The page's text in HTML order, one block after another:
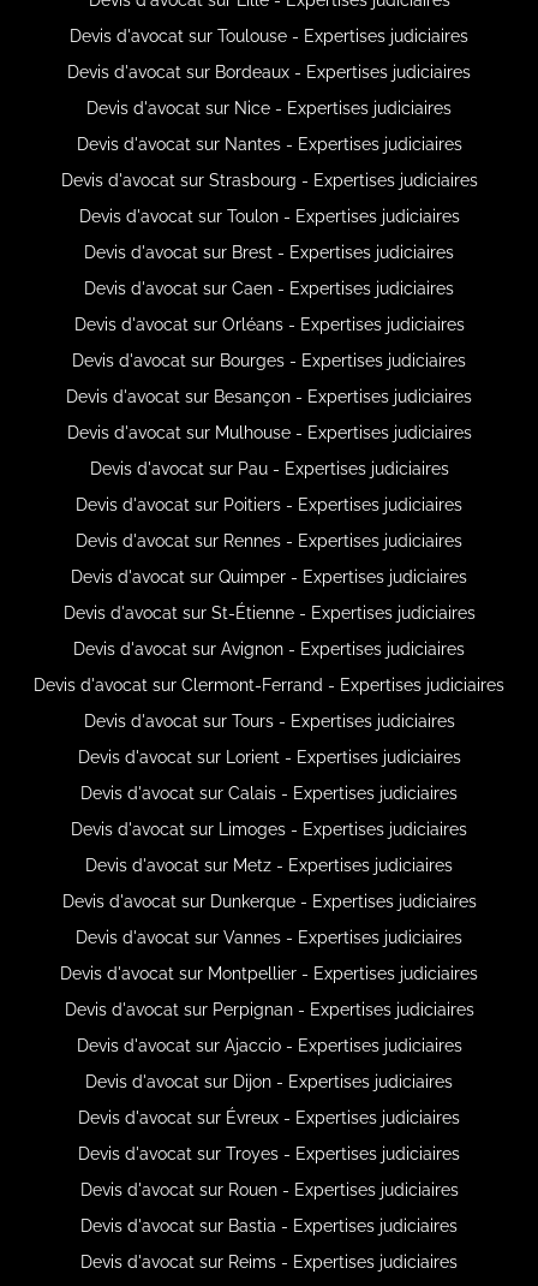
Devis d'avocat sur Toulouse - Expertises judiciaires
Devis d'avocat sur Bordeaux - Expertises judiciaires
Devis d'avocat sur Nice - Expertises judiciaires
Devis d'avocat sur Nantes - Expertises judiciaires
Devis d'avocat sur Strasbourg - Expertises judiciaires
Devis d'avocat sur Toulon - Expertises judiciaires
Devis d'avocat sur Brest - Expertises judiciaires
Devis d'avocat sur Caen - Expertises judiciaires
Devis d'avocat sur Orléans - Expertises judiciaires
Devis d'avocat sur Bourges - Expertises judiciaires
Devis d'avocat sur Besançon - Expertises judiciaires
Devis d'avocat sur Mulhouse - Expertises judiciaires
Devis d'avocat sur Pau - Expertises judiciaires
Devis d'avocat sur Poitiers - Expertises judiciaires
Devis d'avocat sur Rennes - Expertises judiciaires
Devis d'avocat sur Quimper - Expertises judiciaires
Devis d'avocat sur St-Étienne - Expertises judiciaires
Devis d'avocat sur Avignon - Expertises judiciaires
Devis d'avocat sur Clermont-Ferrand - Expertises judiciaires
Devis d'avocat sur Tours - Expertises judiciaires
Devis d'avocat sur Lorient - Expertises judiciaires
Devis d'avocat sur Calais - Expertises judiciaires
Devis d'avocat sur Limoges - Expertises judiciaires
Devis d'avocat sur Metz - Expertises judiciaires
Devis d'avocat sur Dunkerque - Expertises judiciaires
Devis d'avocat sur Vannes - Expertises judiciaires
Devis d'avocat sur Montpellier - Expertises judiciaires
Devis d'avocat sur Perpignan - Expertises judiciaires
Devis d'avocat sur Ajaccio - Expertises judiciaires
Devis d'avocat sur Dijon - Expertises judiciaires
Devis d'avocat sur Évreux - Expertises judiciaires
Devis d'avocat sur Troyes - Expertises judiciaires
Devis d'avocat sur Rouen - Expertises judiciaires
Devis d'avocat sur Bastia - Expertises judiciaires
Devis d'avocat sur Reims - Expertises judiciaires